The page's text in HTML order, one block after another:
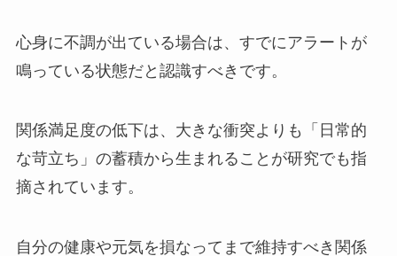
心身に不調が出ている場合は、すでにアラートが
鳴っている状態だと認識すべきです。
関係満足度の低下は、大きな衝突よりも「日常的
な苛立ち」の蓄積から生まれることが研究でも指
摘されています。
自分の健康や元気を損なってまで維持すべき関係